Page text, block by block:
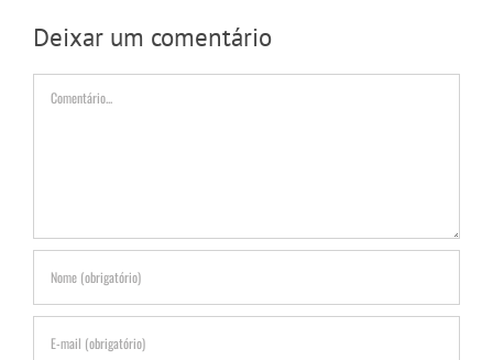
Deixar um comentário
Comentário